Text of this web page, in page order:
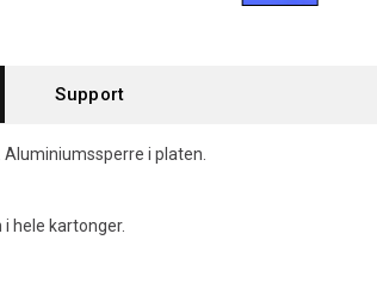
Support
i platen.
i hele kartonger.